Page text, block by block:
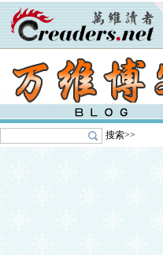
搜索>>